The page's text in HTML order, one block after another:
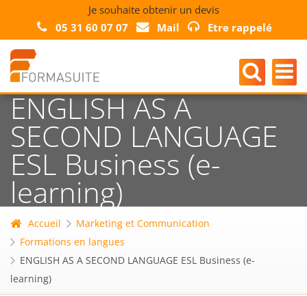
Je souhaite obtenir un devis
05 31 60 07 07
Mail Etre rappelé
ENGLISH AS A
SECOND LANGUAGE
ESL Business (e-
learning)
Accueil
Marketing et Communication
Formations en langues
ENGLISH AS A SECOND LANGUAGE ESL Business (e-
learning)